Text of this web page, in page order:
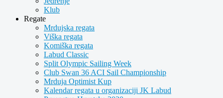
Klub
Regate
Mrdujska regata
Viška regata
Komiška regata
Labud Classic
Split Olympic Sailing Week
Club Swan 36 ACI Sail Championship
Mrduja Optimist Kup
Kalendar regata u organizaciji JK Labud